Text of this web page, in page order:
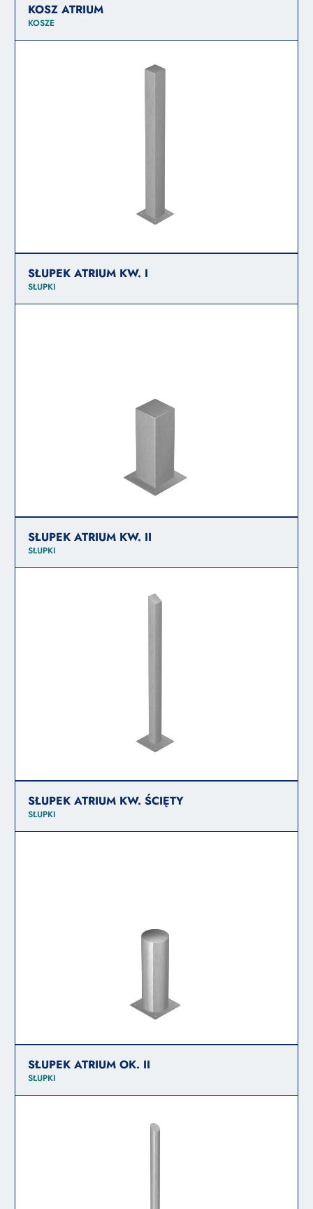
KOSZ ATRIUM
KOSZE
SŁUPEK ATRIUM KW. I
SŁUPKI
SŁUPEK ATRIUM KW. II
SŁUPKI
SŁUPEK ATRIUM KW. ŚCIĘTY
SŁUPKI
SŁUPEK ATRIUM OK. II
SŁUPKI